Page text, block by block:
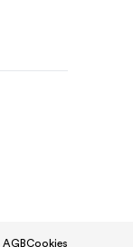
AGBCookies